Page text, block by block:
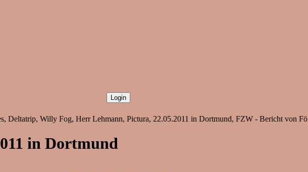
Deltatrip, Willy Fog, Herr Lehmann, Pictura, 22.05.2011 in Dortmund, FZW - Bericht von Fö
in Dortmund